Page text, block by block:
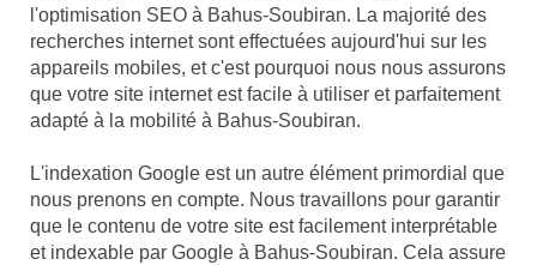
l'optimisation SEO à Bahus-Soubiran. La majorité des
recherches internet sont effectuées aujourd'hui sur les
appareils mobiles, et c'est pourquoi nous nous assurons
que votre site internet est facile à utiliser et parfaitement
adapté à la mobilité à Bahus-Soubiran.
L'indexation Google est un autre élément primordial que
nous prenons en compte. Nous travaillons pour garantir
que le contenu de votre site est facilement interprétable
et indexable par Google à Bahus-Soubiran. Cela assure